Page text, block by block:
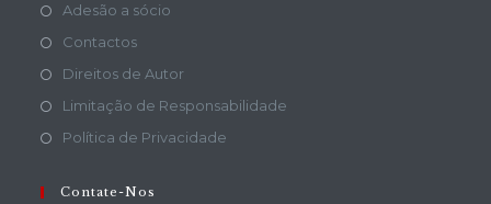
Adesão a sócio
Contactos
Direitos de Autor
Limitação de Responsabilidade
Política de Privacidade
Contate-Nos